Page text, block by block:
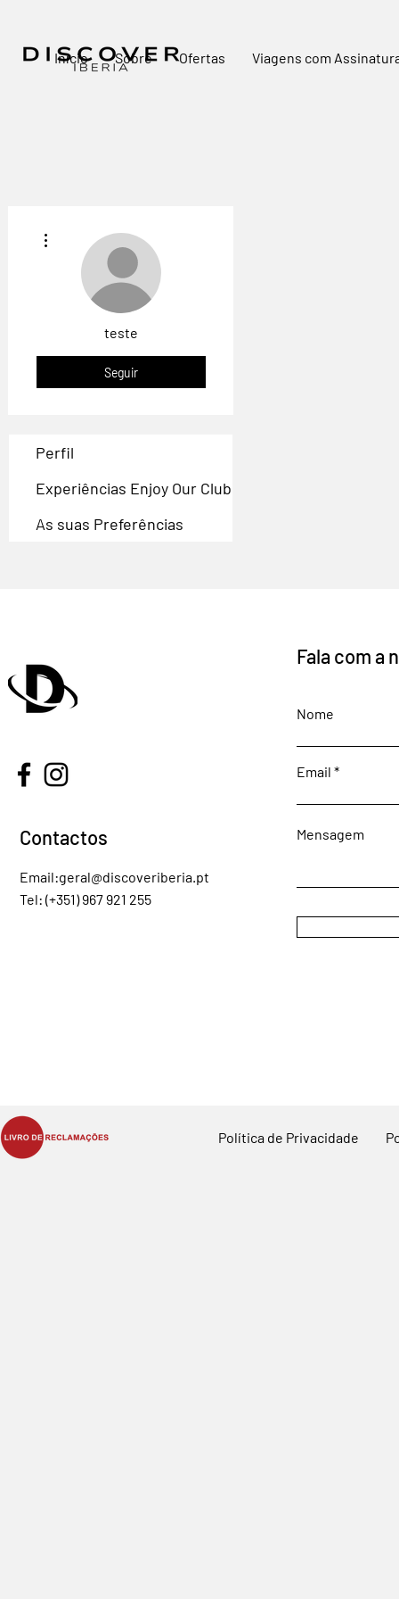
Início Sobre Ofertas Viagens com
teste
Seguir
Perfil
Experiências Enjoy Our Club
As suas Preferências
Contactos
Email:geral@discoveriberia.pt
Tel: (+351) 967 921 255
Fala com a
Nome
Email
Mensagem
Política de Privacidade